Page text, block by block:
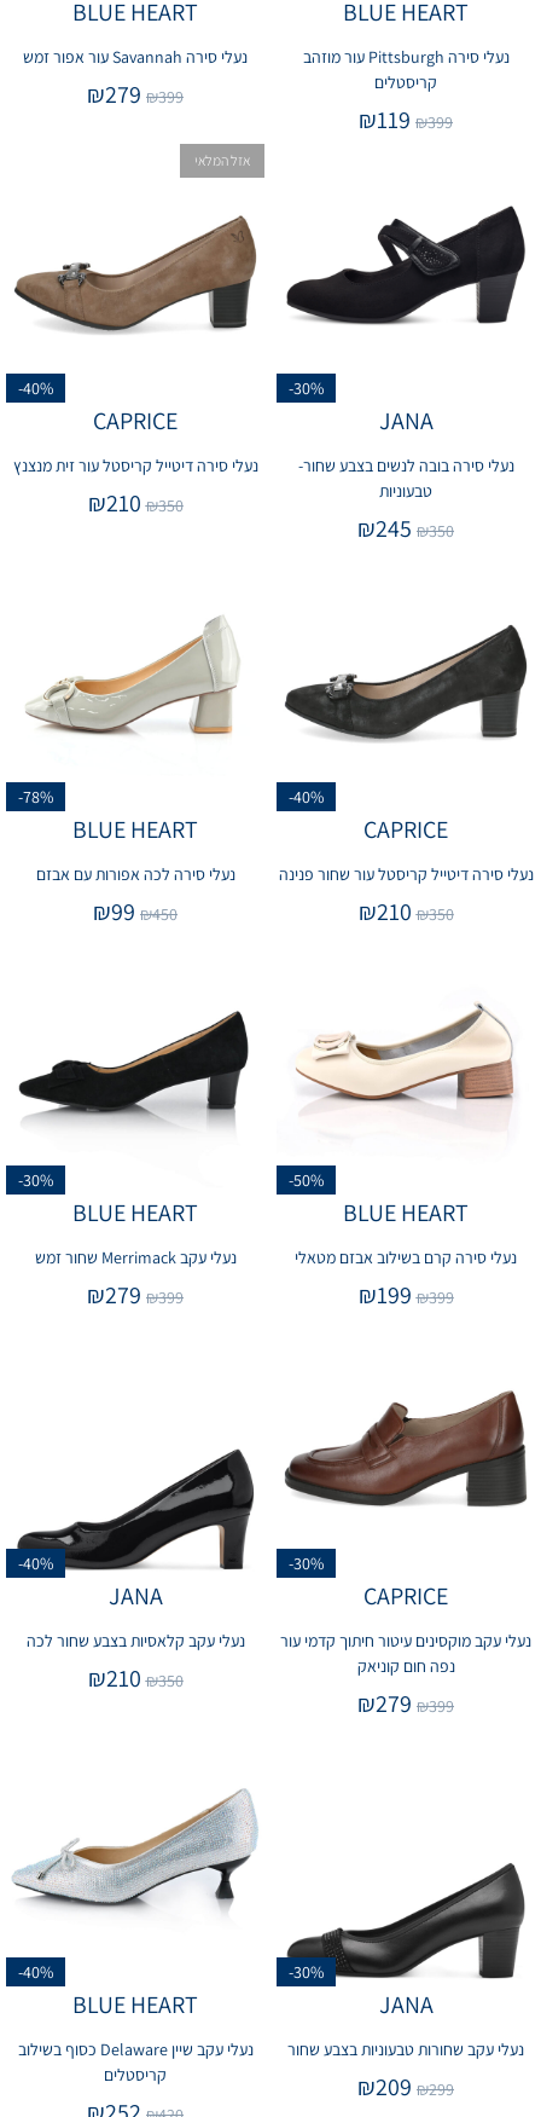
BLUE HEART
נעלי סירה Pittsburgh עור מוזהב
קריסטלים
₪399
₪119
BLUE HEART
נעלי סירה Savannah עור אפור זמש
₪399
₪279
-30%
JANA
נעלי סירה בובה לנשים בצבע שחור-
טבעוניות
₪350
₪245
-40%
אזל המלאי
CAPRICE
נעלי סירה דיטייל קריסטל עור זית מנצנץ
₪350
₪210
-40%
CAPRICE
נעלי סירה דיטייל קריסטל עור שחור פנינה
₪350
₪210
-78%
BLUE HEART
נעלי סירה לכה אפורות עם אבזם
₪450
₪99
-50%
BLUE HEART
נעלי סירה קרם בשילוב אבזם מטאלי
₪399
₪199
-30%
BLUE HEART
נעלי עקב Merrimack שחור זמש
₪399
₪279
-30%
CAPRICE
נעלי עקב מוקסינים עיטור חיתוך קדמי עור
נפה חום קוניאק
₪399
₪279
-40%
JANA
נעלי עקב קלאסיות בצבע שחור לכה
₪350
₪210
-30%
JANA
נעלי עקב שחורות טבעוניות בצבע שחור
₪299
₪209
-40%
BLUE HEART
נעלי עקב שיין Delaware כסוף בשילוב
קריסטלים